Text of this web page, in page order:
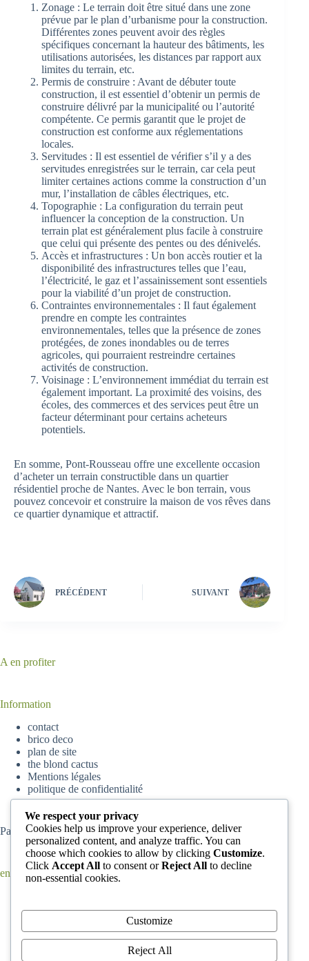
Zonage : Le terrain doit être situé dans une zone
prévue par le plan d’urbanisme pour la construction.
Différentes zones peuvent avoir des règles
spécifiques concernant la hauteur des bâtiments, les
utilisations autorisées, les distances par rapport aux
limites du terrain, etc.
Permis de construire : Avant de débuter toute
construction, il est essentiel d’obtenir un permis de
construire délivré par la municipalité ou l’autorité
compétente. Ce permis garantit que le projet de
construction est conforme aux réglementations
locales.
Servitudes : Il est essentiel de vérifier s’il y a des
servitudes enregistrées sur le terrain, car cela peut
limiter certaines actions comme la construction d’un
mur, l’installation de câbles électriques, etc.
Topographie : La configuration du terrain peut
influencer la conception de la construction. Un
terrain plat est généralement plus facile à construire
que celui qui présente des pentes ou des dénivelés.
Accès et infrastructures : Un bon accès routier et la
disponibilité des infrastructures telles que l’eau,
l’électricité, le gaz et l’assainissement sont essentiels
pour la viabilité d’un projet de construction.
Contraintes environnementales : Il faut également
prendre en compte les contraintes
environnementales, telles que la présence de zones
protégées, de zones inondables ou de terres
agricoles, qui pourraient restreindre certaines
activités de construction.
Voisinage : L’environnement immédiat du terrain est
également important. La proximité des voisins, des
écoles, des commerces et des services peut être un
facteur déterminant pour certains acheteurs
potentiels.
En somme, Pont-Rousseau offre une excellente occasion
d’acheter un terrain constructible dans un quartier
résidentiel proche de Nantes. Avec le bon terrain, vous
pouvez concevoir et construire la maison de vos rêves dans
ce quartier dynamique et attractif.
PRÉCÉDENT SUIVANT
A en profiter
Information
contact
brico deco
plan de site
the blond cactus
Mentions légales
politique de confidentialité
Partenaireparisskyscrapers
en ce moment
tapis ?
Comment Accrocher son Horloge Murale : conseils pour
positionner une horloge murale
Comment hiverner sa piscine ?
L’arbre de Judée est-il vraiment un bon choix pour les
We respect your privacy
Cookies help us improve your experience, deliver
personalized content, and analyze traffic. You can
choose which cookies to allow by clicking Customize.
Click Accept All to consent orReject All to decline
non-essential cookies.
Customize
Reject All